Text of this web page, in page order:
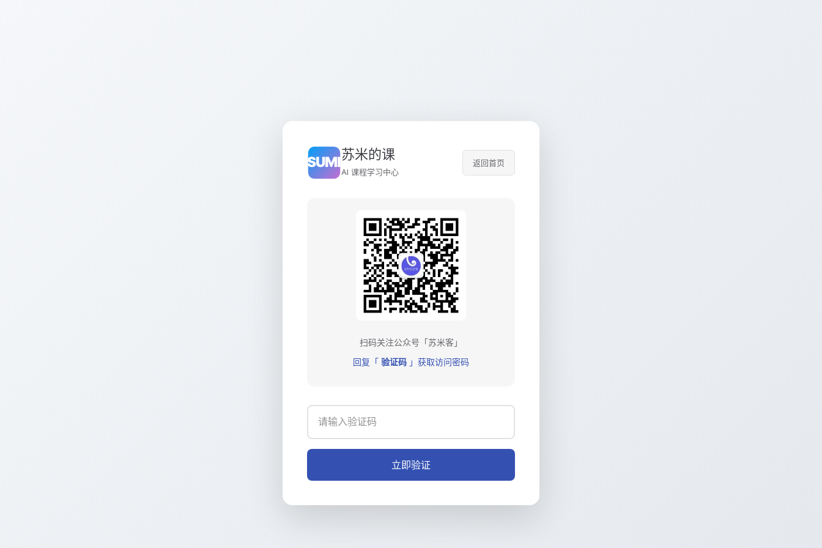
苏米的课
AI 课程学习中心
返回首页
扫码关注公众号「苏米客」
回复「 验证码 」获取访问密码
立即验证